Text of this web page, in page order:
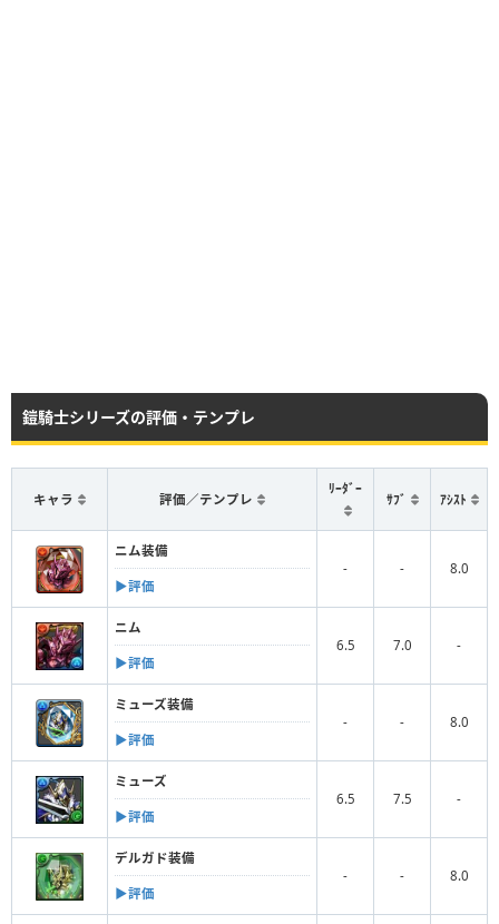
鎧騎士シリーズの評価・テンプレ
キャラ 評価／テンプレ
ﾘｰﾀﾞｰ
ｻﾌﾞ ｱｼｽﾄ
ニム装備
▶︎評価
- - 8.0
ニム
▶︎評価
6.5 7.0 -
ミューズ装備
▶︎評価
- - 8.0
ミューズ
▶︎評価
6.5 7.5 -
デルガド装備
▶︎評価
- - 8.0